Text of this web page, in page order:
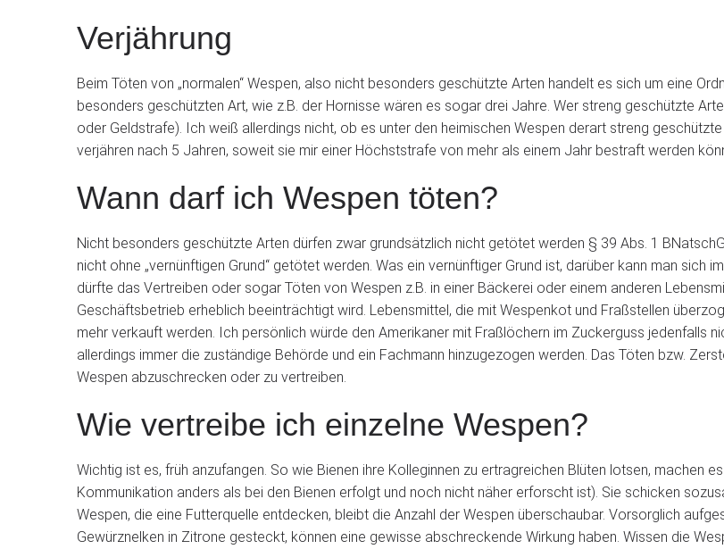
Verjährung
Beim Töten von „normalen“ Wespen, also nicht besonders geschützte Arten handelt es sich um eine
besonders geschützten Art, wie z.B. der Hornisse wären es sogar drei Jahre. Wer streng geschützte
oder Geldstrafe). Ich weiß allerdings nicht, ob es unter den heimischen Wespen derart streng
verjähren nach 5 Jahren, soweit sie mir einer Höchststrafe von mehr als einem Jahr bestraft werden
Wann darf ich Wespen töten?
Nicht besonders geschützte Arten dürfen zwar grundsätzlich nicht getötet werden § 39 Abs. 1
nicht ohne „vernünftigen Grund“ getötet werden. Was ein vernünftiger Grund ist, darüber kann man sich
dürfte das Vertreiben oder sogar Töten von Wespen z.B. in einer Bäckerei oder einem anderen
Geschäftsbetrieb erheblich beeinträchtigt wird. Lebensmittel, die mit Wespenkot und Fraßstellen
mehr verkauft werden. Ich persönlich würde den Amerikaner mit Fraßlöchern im Zuckerguss jedenfalls
allerdings immer die zuständige Behörde und ein Fachmann hinzugezogen werden. Das Töten bzw.
Wespen abzuschrecken oder zu vertreiben.
Wie vertreibe ich einzelne Wespen?
Wichtig ist es, früh anzufangen. So wie Bienen ihre Kolleginnen zu ertragreichen Blüten lotsen, machen
Kommunikation anders als bei den Bienen erfolgt und noch nicht näher erforscht ist). Sie schicken
Wespen, die eine Futterquelle entdecken, bleibt die Anzahl der Wespen überschaubar. Vorsorglich
Gewürznelken in Zitrone gesteckt, können eine gewisse abschreckende Wirkung haben. Wissen die